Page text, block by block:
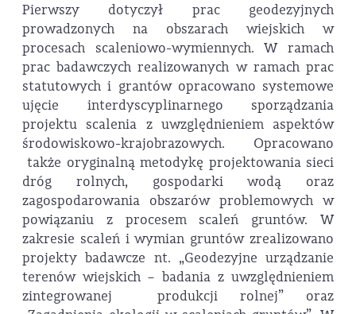
Pierwszy dotyczył prac geodezyjnych
prowadzonych na obszarach wiejskich w
procesach scaleniowo-wymiennych. W ramach
prac badawczych realizowanych w ramach prac
statutowych i grantów opracowano systemowe
ujęcie interdyscyplinarnego sporządzania
projektu scalenia z uwzględnieniem aspektów
środowiskowo-krajobrazowych. Opracowano
także oryginalną metodykę projektowania sieci
dróg rolnych, gospodarki wodą oraz
zagospodarowania obszarów problemowych w
powiązaniu z procesem scaleń gruntów. W
zakresie scaleń i wymian gruntów zrealizowano
projekty badawcze nt. „Geodezyjne urządzanie
terenów wiejskich – badania z uwzględnieniem
zintegrowanej produkcji rolnej” oraz